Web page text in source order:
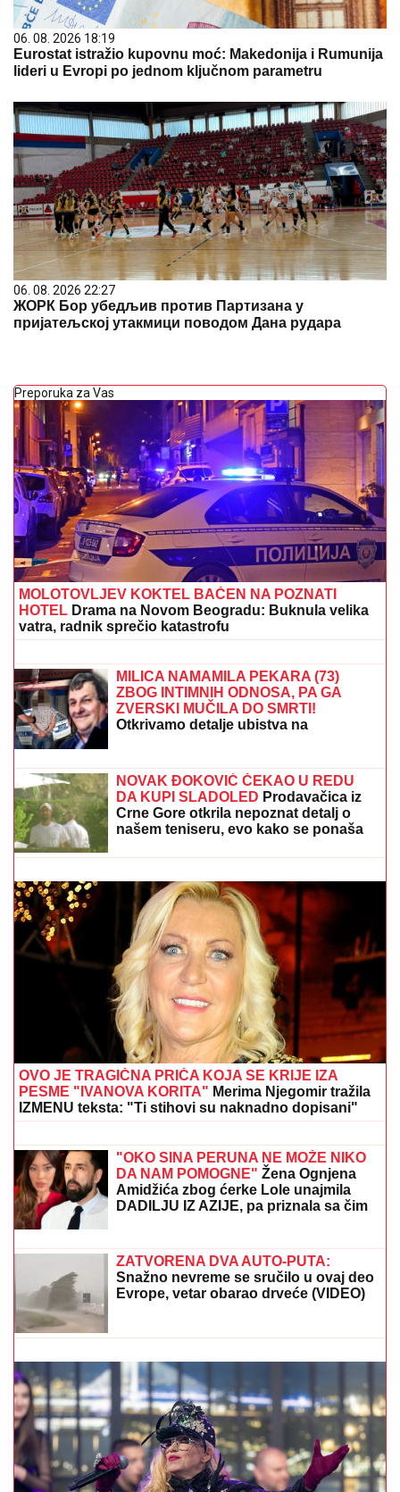
06. 08. 2026 18:19
Eurostat istražio kupovnu moć: Makedonija i Rumunija
lideri u Evropi po jednom ključnom parametru
06. 08. 2026 22:27
ЖОРК Бор убедљив против Партизана у
пријатељској утакмици поводом Дана рудара
Preporuka za Vas
MOLOTOVLJEV KOKTEL BAČEN NA POZNATI
HOTEL Drama na Novom Beogradu: Buknula velika
vatra, radnik sprečio katastrofu
NAKOŠUTNjAKU: Hitna pomoć
odmah reagovala
ZVERSKI MUČILA DO SMRTI!
Otkrivamo detalje ubistva na
Karaburmi koji LEDE KRV: Izdahnuo u
najgorim mukama dok su ga
osumnjičeni pljačkali
"TO JE TUŽNO, NISAM ZNALA ŠTA JE MORE, PRVI
MOMAK ME ODVEO"Seka Aleksić na ivici suza
otkrila kada je prvi put otišla na letovanje i umalo se
rasplakala
NOVAK ĐOKOVIĆ ČEKAO U REDU
DA KUPI SLADOLEDProdavačica iz
Crne Gore otkrila nepoznat detalj o
na letovanju
NIJE JE PREBOLEO?!Dragan
Stanković i dalje čuva uspomene na
Jovanu Jeremić nakon veridbe sa
OVO JE TRAGIČNA PRIČA KOJA SE KRIJE IZA
PESME "IVANOVA KORITA"Merima Njegomir tražila
IZMENU teksta: "Ti stihovi su naknadno dopisani"